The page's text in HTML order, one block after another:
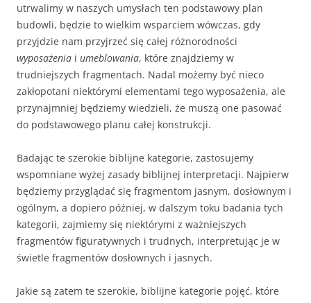
utrwalimy w naszych umysłach ten podstawowy plan
budowli, będzie to wielkim wsparciem wówczas, gdy
przyjdzie nam przyjrzeć się całej różnorodności
wyposażenia i umeblowania, które znajdziemy w
trudniejszych fragmentach. Nadal możemy być nieco
zakłopotani niektórymi elementami tego wyposażenia, ale
przynajmniej będziemy wiedzieli, że muszą one pasować
do podstawowego planu całej konstrukcji.
Badając te szerokie biblijne kategorie, zastosujemy
wspomniane wyżej zasady biblijnej interpretacji. Najpierw
będziemy przyglądać się fragmentom jasnym, dosłownym i
ogólnym, a dopiero później, w dalszym toku badania tych
kategorii, zajmiemy się niektórymi z ważniejszych
fragmentów figuratywnych i trudnych, interpretując je w
świetle fragmentów dosłownych i jasnych.
Jakie są zatem te szerokie, biblijne kategorie pojęć, które